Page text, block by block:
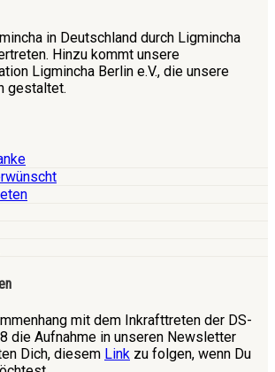
in Deutschland durch Ligmincha
Hinzu kommt unsere
Ligmincha Berlin e.V., die unsere
gestaltet.
mit dem Inkrafttreten der DS-
die Aufnahme in unseren Newsletter
Dich, diesem Link zu folgen, wenn Du